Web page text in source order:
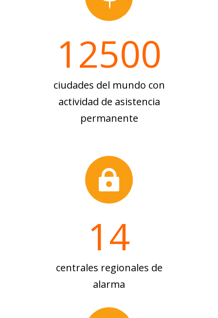
12500
ciudades del mundo con
actividad de asistencia
permanente

14
centrales regionales de
alarma